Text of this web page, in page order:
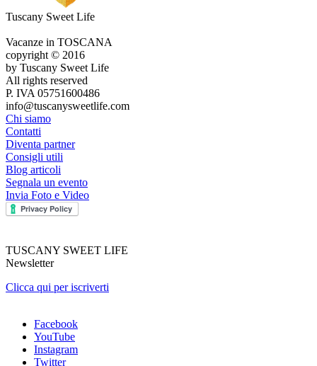
Tuscany Sweet Life
Vacanze in TOSCANA
copyright © 2016
by Tuscany Sweet Life
All rights reserved
P. IVA 05751600486
info@tuscanysweetlife.com
Chi siamo
Contatti
Diventa partner
Consigli utili
Blog articoli
Segnala un evento
Invia Foto e Video
TUSCANY SWEET LIFE
Newsletter
Clicca qui per iscriverti
Facebook
YouTube
Instagram
Twitter